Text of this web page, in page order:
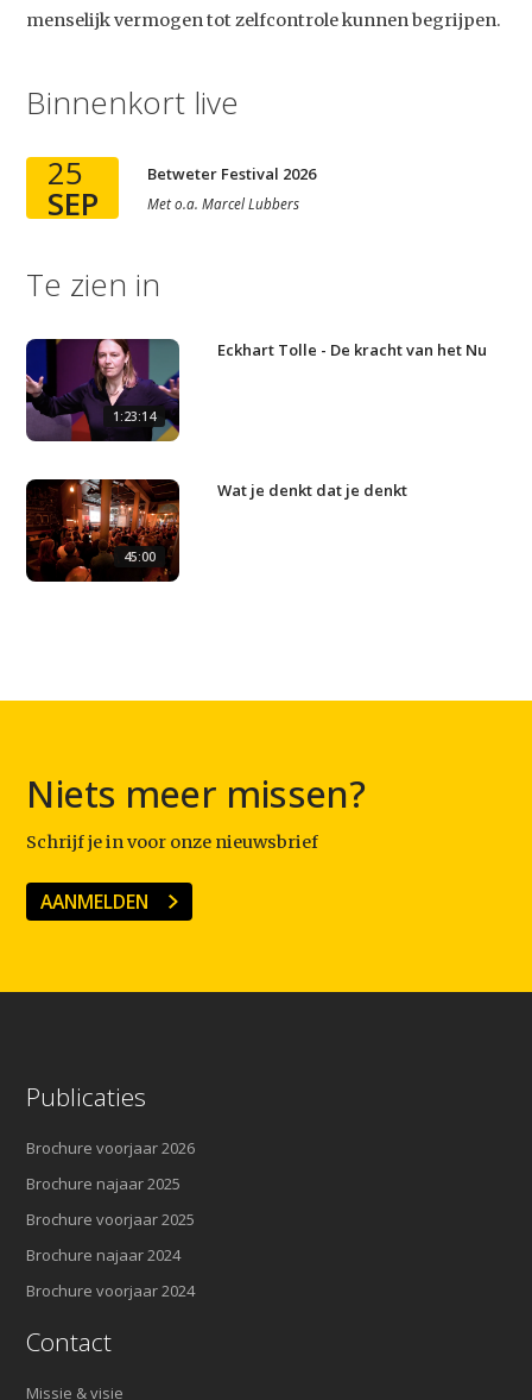
Studium Generale
Agenda
Contact
menselijk vermogen tot zelfcontrole kunnen begrijpen.
Binnenkort live
25
SEP
Betweter Festival 2026
Meto.a.Marcel Lubbers
Te zien in
1:23:14
Eckhart Tolle - De kracht van het Nu
45:00
Wat je denkt dat je denkt
Niets meer missen?
Schrijf je in voor onze nieuwsbrief
AANMELDEN
Publicaties
Brochure voorjaar 2026
Brochure najaar 2025
Brochure voorjaar 2025
Brochure najaar 2024
Brochure voorjaar 2024
Contact
Missie & visie